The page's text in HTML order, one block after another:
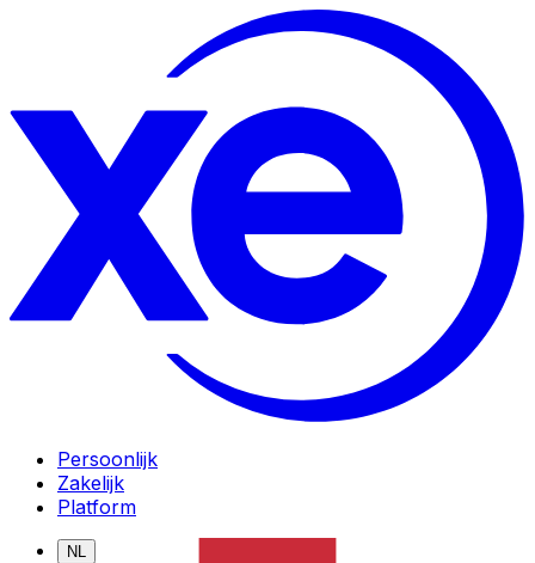
Persoonlijk
Zakelijk
Platform
NL